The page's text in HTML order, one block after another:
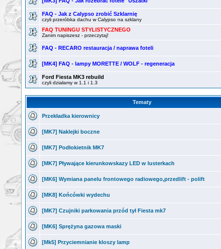
FAQ - Jak z Calypso zrobić Szklarnię
czyli przeróbka dachu w Calypso na szklany
FAQ TUNINGU STYLISTYCZNEGO
Zanim napiszesz - przeczytaj!
FAQ - RECARO restauracja / naprawa foteli
[MK4] FAQ - lampy MORETTE / WOLF - regeneracja
Ford Fiesta MK3 rebuild
czyli działamy w 1.1 i 1.3
Tematy
Przekładka kierownicy
[MK7] Naklejki boczne
[MK7] Podłokietnik MK7
[MK7] Pływające kierunkowskazy LED w lusterkach
[MK6] Wymiana panelu frontowego radiowego,przedlift - polift
[MK8] Końcówki wydechu
[MK7] Czujniki parkowania przód tył Fiesta mk7
[MK6] Sprężyna gazowa maski
[Mk5] Przyciemnianie kloszy lamp